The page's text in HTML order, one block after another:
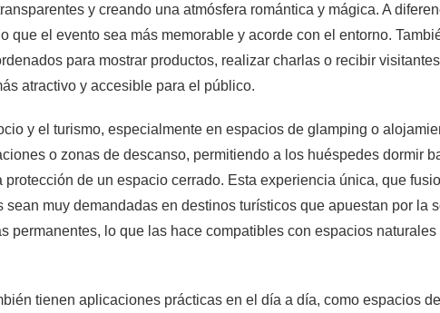
y creando una atmósfera romántica y mágica. A
el evento sea más memorable y acorde con el entorno.
para mostrar productos, realizar charlas o recibir
atractivo y accesible para el público.
y el turismo, especialmente en espacios de glamping o
o zonas de descanso, permitiendo a los huéspedes dormir
de un espacio cerrado. Esta experiencia única, que
muy demandadas en destinos turísticos que apuestan por la
lo que las hace compatibles con espacios
tienen aplicaciones prácticas en el día a día, como espacios